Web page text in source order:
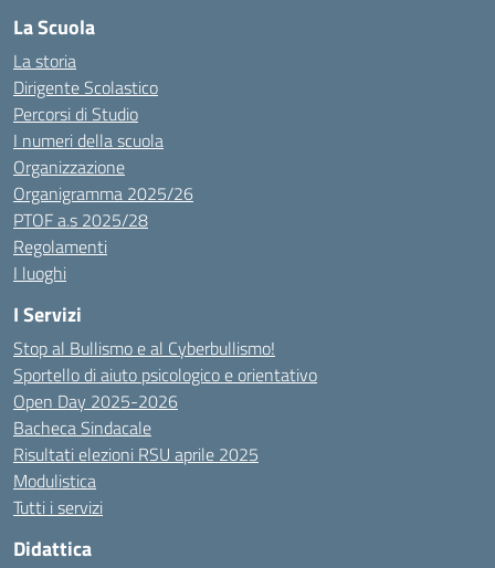
La Scuola
La storia
Dirigente Scolastico
Percorsi di Studio
I numeri della scuola
Organizzazione
Organigramma 2025/26
PTOF a.s 2025/28
Regolamenti
I luoghi
I Servizi
Stop al Bullismo e al Cyberbullismo!
Sportello di aiuto psicologico e orientativo
Open Day 2025-2026
Bacheca Sindacale
Risultati elezioni RSU aprile 2025
Modulistica
Tutti i servizi
Didattica